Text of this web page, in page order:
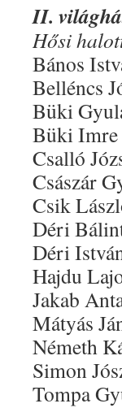
II.
Hősi
Bános
Belléncs
Büki
Büki Imre
Csalló
Császár
Csik
Déri
Déri
Hajdu
Jakab
Mátyás
Németh
Simon
Tompa